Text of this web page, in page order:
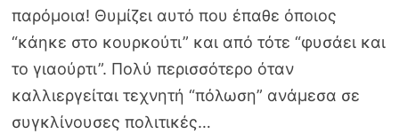
παρόμοια! Θυμίζει αυτό που έπαθε όποιος
“κάηκε στο κουρκούτι” και από τότε “φυσάει και
το γιαούρτι”. Πολύ περισσότερο όταν
καλλιεργείται τεχνητή “πόλωση” ανάμεσα σε
συγκλίνουσες πολιτικές…